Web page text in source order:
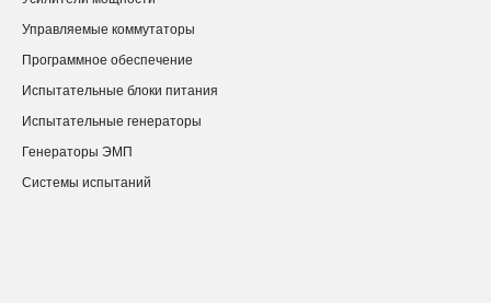
Управляемые коммутаторы
Программное обеспечение
Испытательные блоки питания
Испытательные генераторы
Генераторы ЭМП
Системы испытаний